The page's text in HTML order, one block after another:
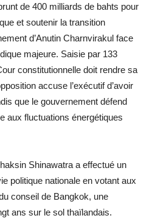
de 400 milliards de bahts pour
et soutenir la transition
d’Anutin Charnvirakul face
majeure. Saisie par 133
constitutionnelle doit rendre sa
accuse l’exécutif d’avoir
que le gouvernement défend
aux fluctuations énergétiques
Shinawatra a effectué un
politique nationale en votant aux
conseil de Bangkok, une
ans sur le sol thaïlandais.